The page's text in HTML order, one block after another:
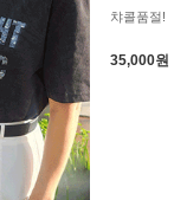
챠콜품절!
35,000원